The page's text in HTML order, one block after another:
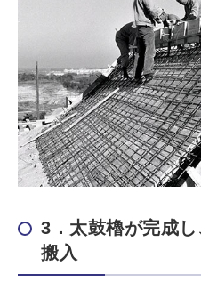
3．太鼓櫓が完成
搬入